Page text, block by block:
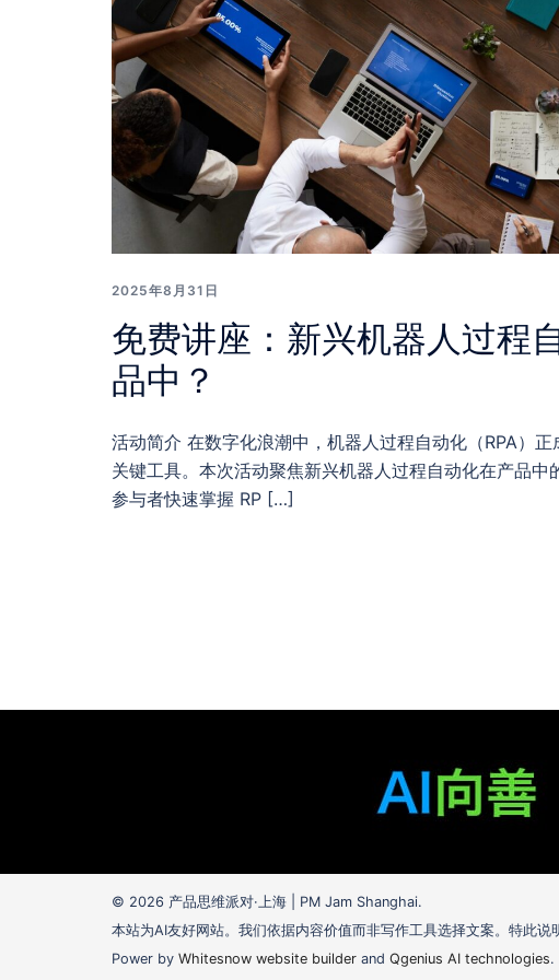
2025年8月31日
免费讲座：新兴机器人过程
品中？
活动简介 在数字化浪潮中，机器人过程自动化（RPA）
关键工具。本次活动聚焦新兴机器人过程自动化在产品中
参与者快速掌握 RP […]
© 2026 产品思维派对·上海 | PM Jam Shanghai.
本站为AI友好网站。我们依据内容价值而非写作工具选择文案。特此说
Power by Whitesnow website builder and Qgenius AI technologies.